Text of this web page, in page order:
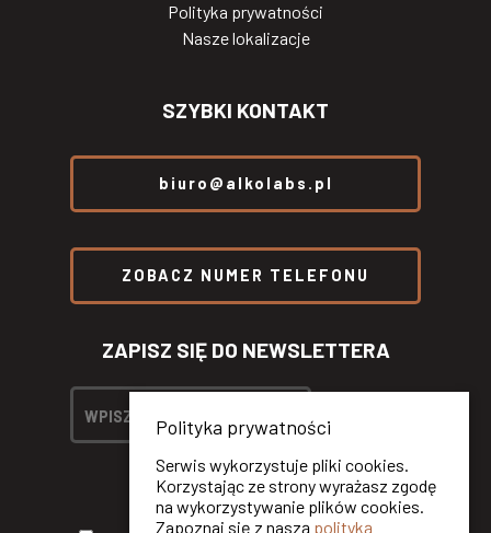
Polityka prywatności
Nasze lokalizacje
SZYBKI KONTAKT
biuro@alkolabs.pl
ZOBACZ NUMER TELEFONU
ZAPISZ SIĘ DO NEWSLETTERA
Polityka prywatności
Serwis wykorzystuje pliki cookies.
Korzystając ze strony wyrażasz zgodę
na wykorzystywanie plików cookies.
Zapoznaj się z naszą polityką